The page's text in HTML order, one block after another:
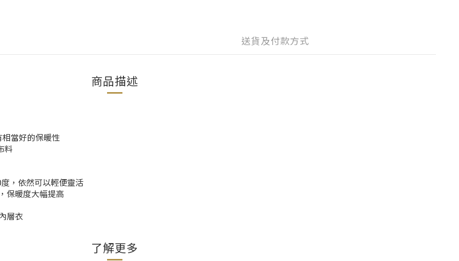
送貨及付款方式
商品描述
當好的保暖性
料
，依然可以輕便靈活
保暖度大幅提高
層衣
了解更多